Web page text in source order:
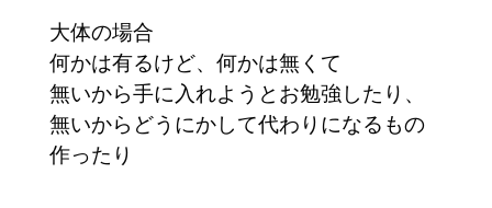
大体の場合
何かは有るけど、何かは無くて
無いから手に入れようとお勉強したり、
無いからどうにかして代わりになるもの
作ったり